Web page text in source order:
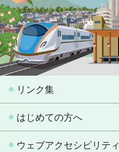
リンク集
はじめての方へ
ウェブアクセシビリティ